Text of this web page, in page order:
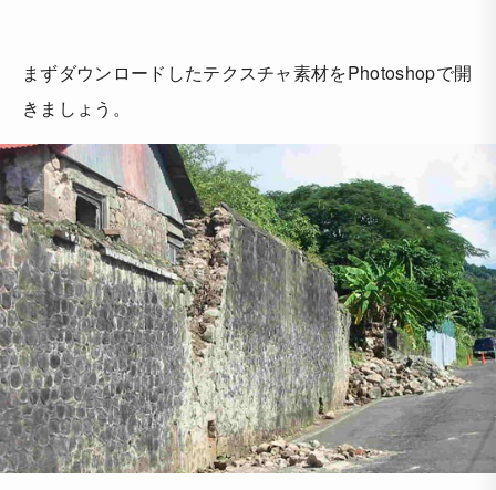
まずダウンロードしたテクスチャ素材をPhotoshopで開
きましょう。